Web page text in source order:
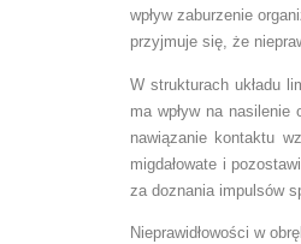
wpływ zaburzenie
przyjmuje się, że
W strukturach układu
ma wpływ na
nawiązanie kontaktu
migdałowate i
za doznania impulsów
Nieprawidłowości w